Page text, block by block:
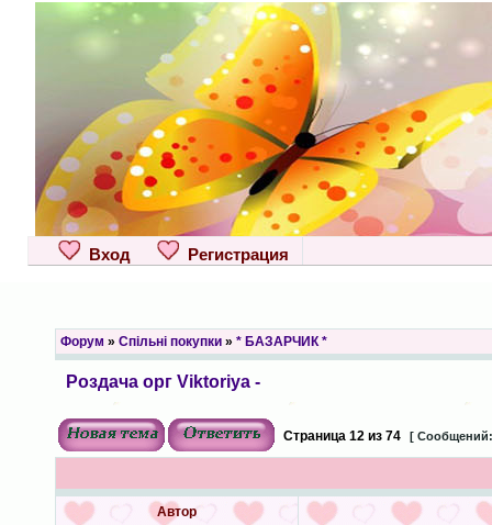
Вход Регистрация
Форум » Спільні покупки» * БАЗАРЧИК *
Роздача орг Viktoriya -
Страница 12из 74 [
Автор